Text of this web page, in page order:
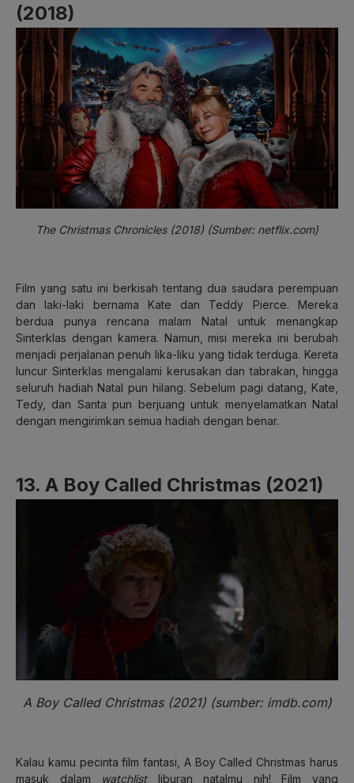
(2018)
The Christmas Chronicles (2018) (Sumber: netflix.com)
Film yang satu ini berkisah tentang dua saudara perempuan
dan laki-laki bernama Kate dan Teddy Pierce. Mereka
berdua punya rencana malam Natal untuk menangkap
Sinterklas dengan kamera. Namun, misi mereka ini berubah
menjadi perjalanan penuh lika-liku yang tidak terduga. Kereta
luncur Sinterklas mengalami kerusakan dan tabrakan, hingga
seluruh hadiah Natal pun hilang. Sebelum pagi datang, Kate,
Tedy, dan Santa pun berjuang untuk menyelamatkan Natal
dengan mengirimkan semua hadiah dengan benar.
13. A Boy Called Christmas (2021)
A Boy Called Christmas (2021) (sumber: imdb.com)
Kalau kamu pecinta film fantasi, A Boy Called Christmas harus
masuk dalam
watchlist liburan natalmu nih! Film yang